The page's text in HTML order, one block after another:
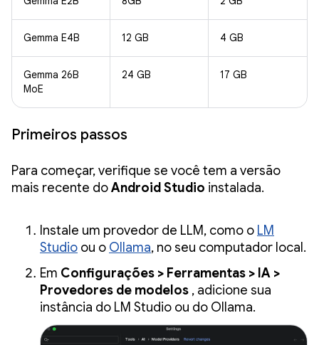
Gemma E4B 12 GB 4 GB
Gemma 26B
MoE
24 GB 17 GB
Primeiros passos
Para começar, verifique se você tem a versão
mais recente doAndroid Studio instalada.
Instale um provedor de LLM, como o LM
Studio ou o Ollama, no seu computador local.
Em Configurações > Ferramentas > IA >
Provedores de modelos , adicione sua
instância do LM Studio ou do Ollama.